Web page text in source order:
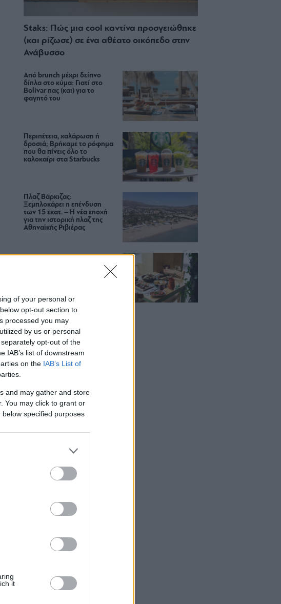
of your personal or
opt-out section to
processed you may
by us or personal
opt-out of the
IAB’s list of downstream
on the IAB’s List of
and may gather and store
You may click to grant or
specified purposes
it
Staks: Πώς μια cool καντίνα προσγειώθηκε
(και ρίζωσε) σε ένα αθέατο οικόπεδο στην
Ανάβυσσο
Από brunch μέχρι δείπνο
δίπλα στο κύμα: Γιατί στο
Bolivar πας (και) για το
φαγητό του
Περιπέτεια, χαλάρωση ή
δροσιά; Βρήκαμε το ρόφημα
που θα πίνεις όλο το
καλοκαίρι στα Starbucks
Πλαζ Βάρκιζας:
Ξεμπλοκάρει η επένδυση
των 15 εκατ. – Η νέα εποχή
για την ιστορική πλαζ της
Αθηναϊκής Ριβιέρας
Νόστος Μεζέ: Μια σύγχρονη
όπου το κρέας μιλάει πρώτο